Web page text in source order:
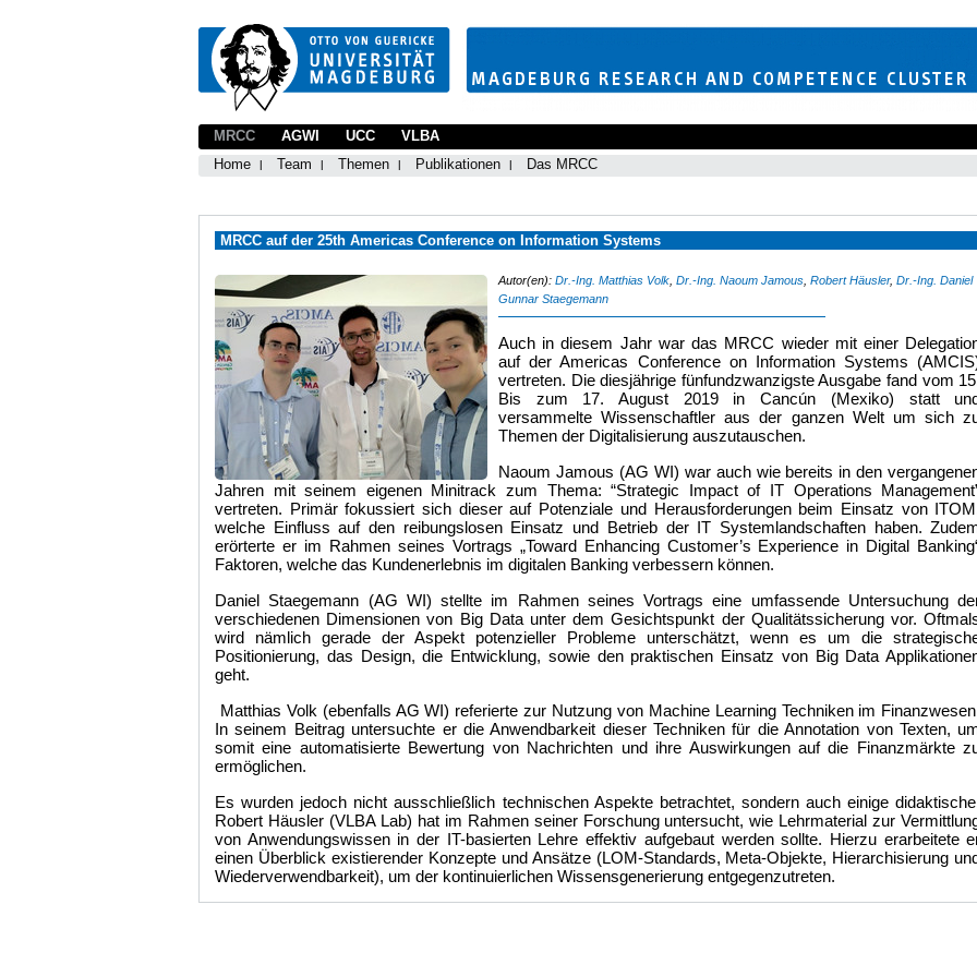
MRCC
Home
Team Themen Publikationen Das MRCC
AGWI UCC VLBA
MRCC auf der 25th Americas Conference on Information Systems
Autor(en): Dr.-Ing. Matthias Volk Dr.-Ing. Naoum Jamous Robert Häusler, Dr.-Ing. Daniel
Gunnar Staegemann
Auch in diesem Jahr war das MRCC wieder mit einer
auf der Americas Conference on Information Systems
vertreten. Die diesjährige fünfundzwanzigste Ausgabe fand vom
Bis zum 17. August 2019 in Cancún (Mexiko) statt und
versammelte Wissenschaftler aus der ganzen Welt um sich
Themen der Digitalisierung auszutauschen.
Naoum Jamous (AG WI) war auch wie bereits in den
Jahren mit seinem eigenen Minitrack zum Thema: “Strategic Impact of IT Operations
vertreten. Primär fokussiert sich dieser auf Potenziale und Herausforderungen beim Einsatz von
welche Einfluss auf den reibungslosen Einsatz und Betrieb der IT Systemlandschaften haben.
erörterte er im Rahmen seines Vortrags „Toward Enhancing Customer’s Experience in Digital
Faktoren, welche das Kundenerlebnis im digitalen Banking verbessern können.
Daniel Staegemann (AG WI) stellte im Rahmen seines Vortrags eine umfassende Untersuchung
verschiedenen Dimensionen von Big Data unter dem Gesichtspunkt der Qualitätssicherung vor.
wird nämlich gerade der Aspekt potenzieller Probleme unterschätzt, wenn es um die
Positionierung, das Design, die Entwicklung, sowie den praktischen Einsatz von Big Data
geht.
Matthias Volk (ebenfalls AG WI) referierte zur Nutzung von Machine Learning Techniken im
In seinem Beitrag untersuchte er die Anwendbarkeit dieser Techniken für die Annotation von Texten,
somit eine automatisierte Bewertung von Nachrichten und ihre Auswirkungen auf die Finanzmärkte
ermöglichen.
Es wurden jedoch nicht ausschließlich technischen Aspekte betrachtet, sondern auch einige
Robert Häusler (VLBA Lab) hat im Rahmen seiner Forschung untersucht, wie Lehrmaterial zur
von Anwendungswissen in der IT-basierten Lehre effektiv aufgebaut werden sollte. Hierzu erarbeitete
einen Überblick existierender Konzepte und Ansätze (LOM-Standards, Meta-Objekte, Hierarchisierung und
Wiederverwendbarkeit), um der kontinuierlichen Wissensgenerierung entgegenzutreten.